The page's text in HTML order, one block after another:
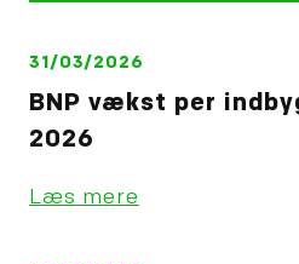
fra Global…
31/03/2026
BNP vækst per
2026
Læs mere